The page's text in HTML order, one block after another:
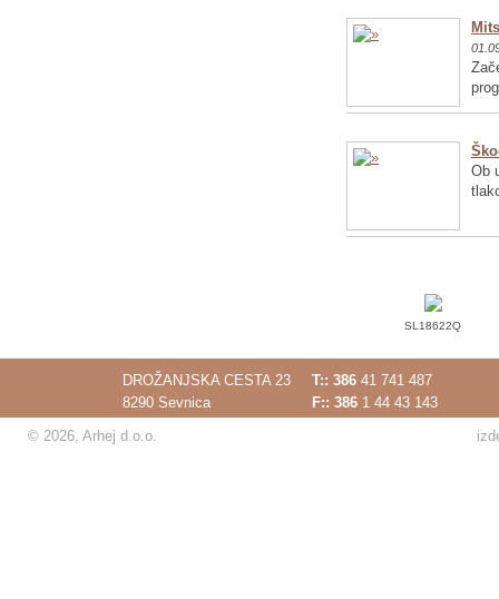
Ob
SL18622Q
DROŽANJSKA CESTA 23
8290 Sevnica
T:: 386 41 741 487
F:: 386 1 44 43 143
© 2026, Arhej d.o.o.